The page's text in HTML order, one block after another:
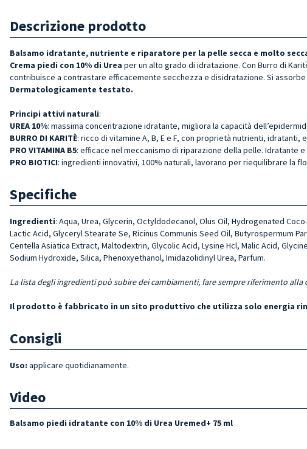
Descrizione prodotto
Balsamo idratante, nutriente e riparatore per la pelle secca e molto
Crema piedi con 10% di Urea per un alto grado di idratazione. Con Burro di
contribuisce a contrastare efficacemente secchezza e disidratazione. Si
Dermatologicamente testato.
Principi attivi naturali:
UREA 10%: massima concentrazione idratante, migliora la capacità
BURRO DI KARITÈ: ricco di vitamine A, B, E e F, con proprietà nutrienti, idratanti,
PRO VITAMINA B5: efficace nel meccanismo di riparazione della pelle. Idratante e
PRO BIOTICI: ingredienti innovativi, 100% naturali, lavorano per riequilibrare la
Specifiche
Ingredienti: Aqua, Urea, Glycerin, Octyldodecanol, Olus Oil, Hydroge­nated
Lactic Acid, Glyceryl Stea­rate Se, Ricinus Communis Seed Oil, Butyrospermum
Centella Asiatica Extract, Maltodextrin, Glycolic Acid, Lysine Hcl, Malic Acid,
Sodium Hydroxide, Silica, Phenoxyethanol, Imidazolidinyl Urea, Parfum.
La lista degli ingredienti può subire dei cambiamenti, fare sempre riferimento
Il prodotto è fabbricato in un sito produttivo che utilizza solo energia
Consigli
Uso: applicare quotidianamente.
Video
Balsamo piedi idratante con 10% di Urea Uremed+ 75 ml